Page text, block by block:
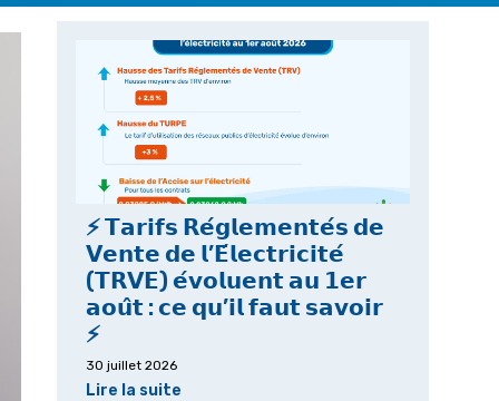
⚡ 𝗧𝗮𝗿𝗶𝗳𝘀 𝗥𝗲́𝗴𝗹𝗲𝗺𝗲𝗻𝘁𝗲́𝘀 𝗱𝗲
𝗩𝗲𝗻𝘁𝗲 𝗱𝗲 𝗹’𝗘́𝗹𝗲𝗰𝘁𝗿𝗶𝗰𝗶𝘁𝗲́
(𝗧𝗥𝗩𝗘) 𝗲́𝘃𝗼𝗹𝘂𝗲𝗻𝘁 𝗮𝘂 𝟭𝗲𝗿
𝗮𝗼𝘂̂𝘁 : 𝗰𝗲 𝗾𝘂’𝗶𝗹 𝗳𝗮𝘂𝘁 𝘀𝗮𝘃𝗼𝗶𝗿
⚡
30 juillet 2026
Lire la suite